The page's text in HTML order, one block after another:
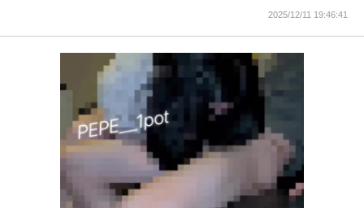
2025/12/11 19:46:41